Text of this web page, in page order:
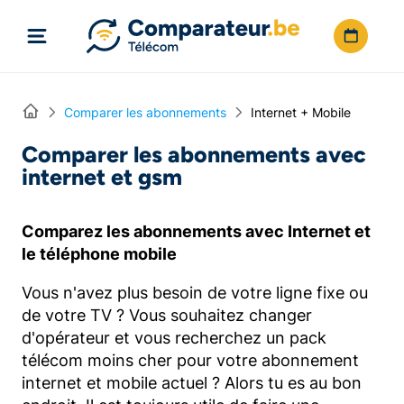
Home Comparer les abonnements Internet + Mobile
Comparer les abonnements avec
internet et gsm
Comparez les abonnements avec Internet et
le téléphone mobile
Vous n'avez plus besoin de votre ligne fixe ou
de votre TV ? Vous souhaitez changer
d'opérateur et vous recherchez un pack
télécom moins cher pour votre abonnement
internet et mobile actuel ? Alors tu es au bon